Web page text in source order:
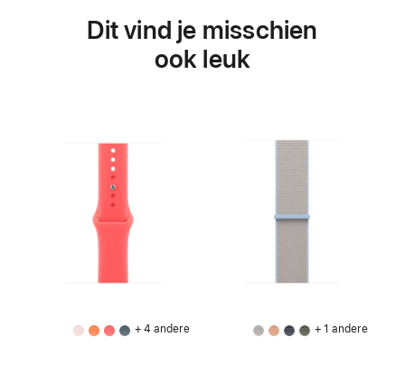
Dit vind je misschien
ook leuk
+ 4 andere + 1 andere